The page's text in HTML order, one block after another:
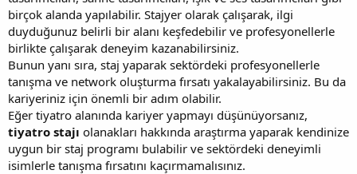
birçok alanda yapılabilir. Stajyer olarak çalışarak, ilgi
duyduğunuz belirli bir alanı keşfedebilir ve profesyonellerle
birlikte çalışarak deneyim kazanabilirsiniz.
Bunun yanı sıra, staj yaparak sektördeki profesyonellerle
tanışma ve network oluşturma fırsatı yakalayabilirsiniz. Bu da
kariyeriniz için önemli bir adım olabilir.
Eğer tiyatro alanında kariyer yapmayı düşünüyorsanız,
tiyatro stajı olanakları hakkında araştırma yaparak kendinize
uygun bir staj programı bulabilir ve sektördeki deneyimli
isimlerle tanışma fırsatını kaçırmamalısınız.